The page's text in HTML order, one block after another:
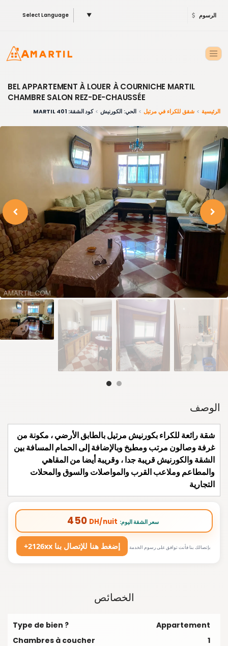
Select Language ▼ الرسوم
BEL APPARTEMENT À LOUER À COURNICHE MARTIL
CHAMBRE SALON REZ-DE-CHAUSSÉE
الرئيسية شقق للكراء في مرتيل الحي: الكورنيش كود الشقة: 401 MARTIL
الوصف
شقة رائعة للكراء بكورنيش مرتيل بالطابق الأرضي ، مكونة من
غرفة وصالون مرتب ومطبخ وبالإضافة إلى الحمام المسافة بين
الشقة والكورنيش قريبة جدا ، وقريبة أيضا من المقاهي
والمطاعم وملاعب القرب والمواصلات والسوق والمحلات
التجارية
450 DH/nuit :سعر الشقة اليوم
+2126xx إضغط هنا للإتصال بنا بإتصالك بنا فأنت توافق على رسوم الخدمة
الخصائص
Type de bien ?
Appartement
Chambres à coucher
1